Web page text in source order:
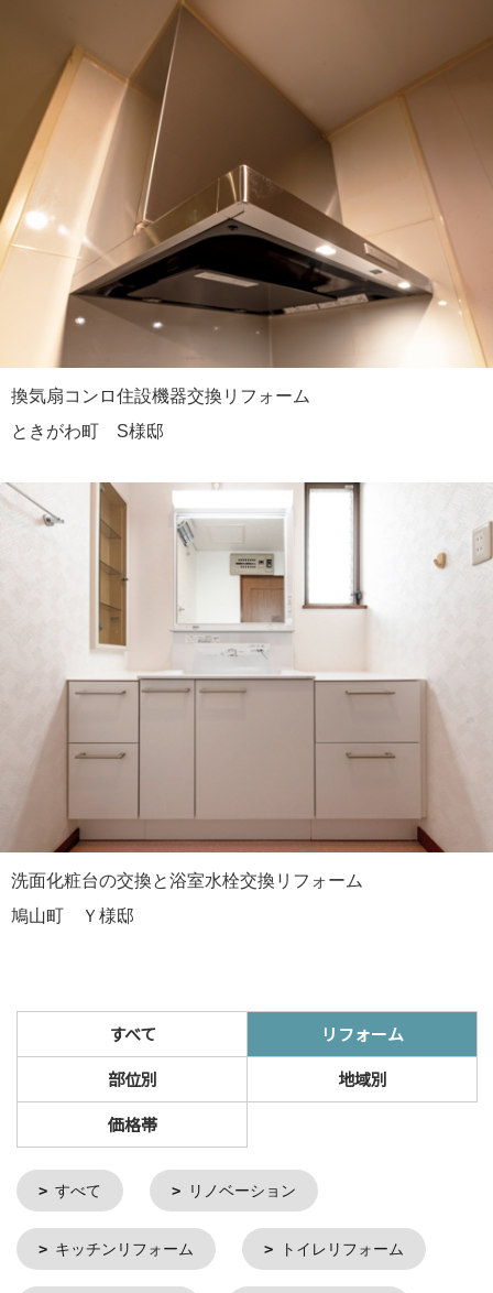
換気扇コンロ住設機器交換リフォーム
ときがわ町 S様邸
洗面化粧台の交換と浴室水栓交換リフォーム
鳩山町 Ｙ様邸
すべて
リフォーム
部位別
地域別
価格帯
すべて リノベーション
キッチンリフォーム トイレリフォーム